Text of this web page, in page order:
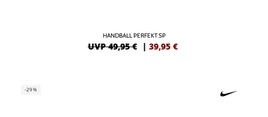
HANDBALL PERFEKT SP
UVP 49,95 € | 39,95 €
-29%